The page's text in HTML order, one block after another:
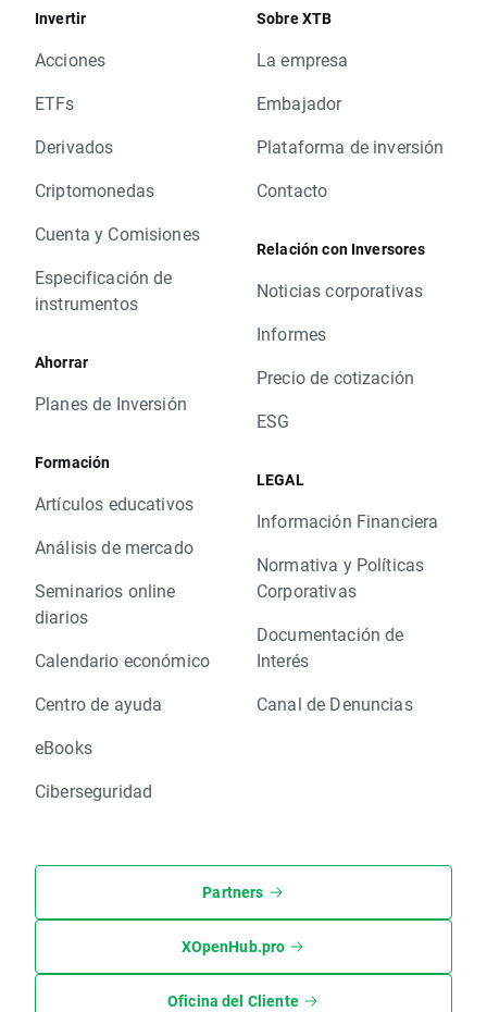
Invertir
Acciones
ETFs
Derivados
Criptomonedas
Cuenta y Comisiones
Especificación de
instrumentos
Ahorrar
Planes de Inversión
Formación
Artículos educativos
Análisis de mercado
Seminarios online
diarios
Calendario económico
Centro de ayuda
eBooks
Ciberseguridad
Sobre XTB
La empresa
Embajador
Plataforma de inversión
Contacto
Relación con Inversores
Noticias corporativas
Informes
Precio de cotización
ESG
LEGAL
Información Financiera
Normativa y Políticas
Corporativas
Documentación de
Interés
Canal de Denuncias
Partners
XOpenHub.pro
Oficina del Cliente